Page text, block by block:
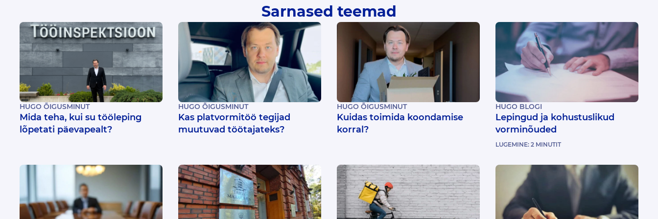
Sarnased teemad
HUGO ÕIGUSMINUT
Mida teha, kui su tööleping
lõpetati päevapealt?
HUGO ÕIGUSMINUT
Kas platvormitöö tegijad
muutuvad töötajateks?
HUGO ÕIGUSMINUT
Kuidas toimida koondamise
korral?
HUGO BLOGI
Lepingud ja kohustuslikud
vorminõuded
LUGEMINE: 2 MINUTIT